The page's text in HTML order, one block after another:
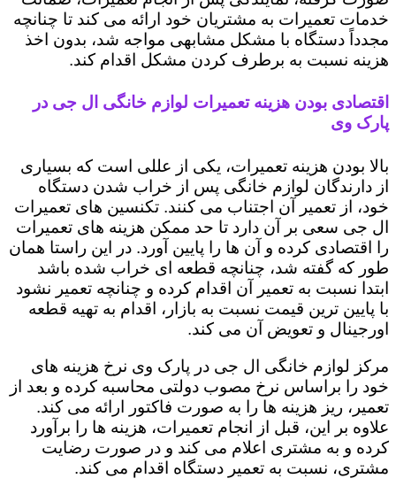
خدمات تعمیرات به مشتریان خود ارائه می کند تا چنانچه
مجدداً دستگاه با مشکل مشابهی مواجه شد، بدون اخذ
هزینه نسبت به برطرف کردن مشکل اقدام کند.
اقتصادی بودن هزینه تعمیرات لوازم خانگی ال جی در
پارک وی
بالا بودن هزینه تعمیرات، یکی از عللی است که بسیاری
از دارندگان لوازم خانگی پس از خراب شدن دستگاه
خود، از تعمیر آن اجتناب می کنند. تکنسین های تعمیرات
ال جی سعی بر آن دارد تا حد ممکن هزینه های تعمیرات
را اقتصادی کرده و آن ها را پایین آورد. در این راستا همان
طور که گفته شد، چنانچه قطعه ای خراب شده باشد
ابتدا نسبت به تعمیر آن اقدام کرده و چنانچه تعمیر نشود
با پایین ترین قیمت نسبت به بازار، اقدام به تهیه قطعه
اورجینال و تعویض آن می کند.
مرکز لوازم خانگی ال جی در پارک وی نرخ هزینه های
خود را براساس نرخ مصوب دولتی محاسبه کرده و بعد از
تعمیر، ریز هزینه ها را به صورت فاکتور ارائه می کند.
علاوه بر این، قبل از انجام تعمیرات، هزینه ها را برآورد
کرده و به مشتری اعلام می کند و در صورت رضایت
مشتری، نسبت به تعمیر دستگاه اقدام می کند.